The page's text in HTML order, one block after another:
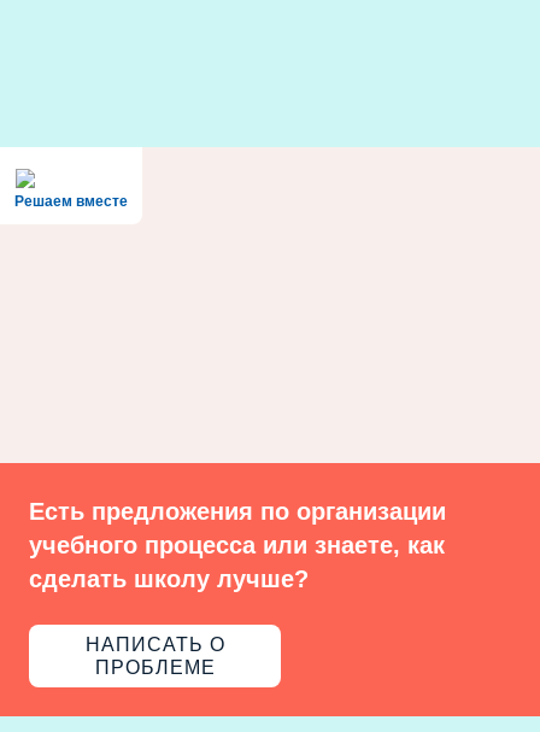
Решаем вместе
Есть предложения по организации
учебного процесса или знаете, как
сделать школу лучше?
НАПИСАТЬ О
ПРОБЛЕМЕ